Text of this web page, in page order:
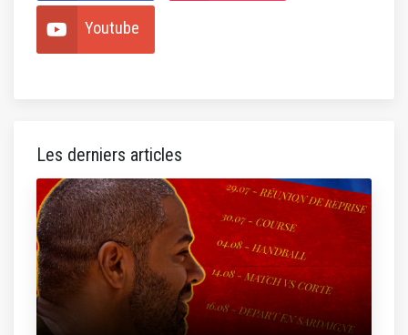
Youtube
Les derniers articles